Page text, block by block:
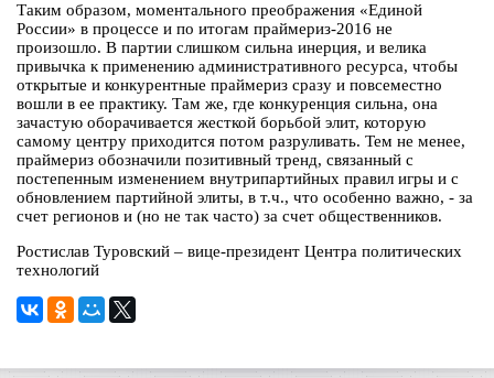
Таким образом, моментального преображения «Единой
России» в процессе и по итогам праймериз-2016 не
произошло. В партии слишком сильна инерция, и велика
привычка к применению административного ресурса, чтобы
открытые и конкурентные праймериз сразу и повсеместно
вошли в ее практику. Там же, где конкуренция сильна, она
зачастую оборачивается жесткой борьбой элит, которую
самому центру приходится потом разруливать. Тем не менее,
праймериз обозначили позитивный тренд, связанный с
постепенным изменением внутрипартийных правил игры и с
обновлением партийной элиты, в т.ч., что особенно важно, - за
счет регионов и (но не так часто) за счет общественников.
Ростислав Туровский – вице-президент Центра политических
технологий